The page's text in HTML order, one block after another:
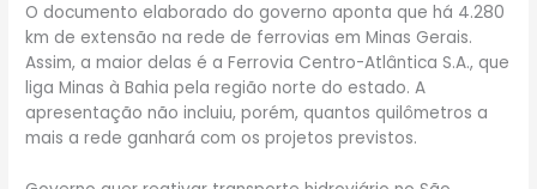
O documento elaborado do governo aponta que há 4.280
km de extensão na rede de ferrovias em Minas Gerais.
Assim, a maior delas é a Ferrovia Centro-Atlântica S.A., que
liga Minas à Bahia pela região norte do estado. A
apresentação não incluiu, porém, quantos quilômetros a
mais a rede ganhará com os projetos previstos.